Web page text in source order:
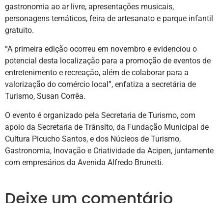
gastronomia ao ar livre, apresentações musicais,
personagens temáticos, feira de artesanato e parque infantil
gratuito.
“A primeira edição ocorreu em novembro e evidenciou o
potencial desta localização para a promoção de eventos de
entretenimento e recreação, além de colaborar para a
valorização do comércio local”, enfatiza a secretária de
Turismo, Susan Corrêa.
O evento é organizado pela Secretaria de Turismo, com
apoio da Secretaria de Trânsito, da Fundação Municipal de
Cultura Picucho Santos, e dos Núcleos de Turismo,
Gastronomia, Inovação e Criatividade da Acipen, juntamente
com empresários da Avenida Alfredo Brunetti.
Deixe um comentário